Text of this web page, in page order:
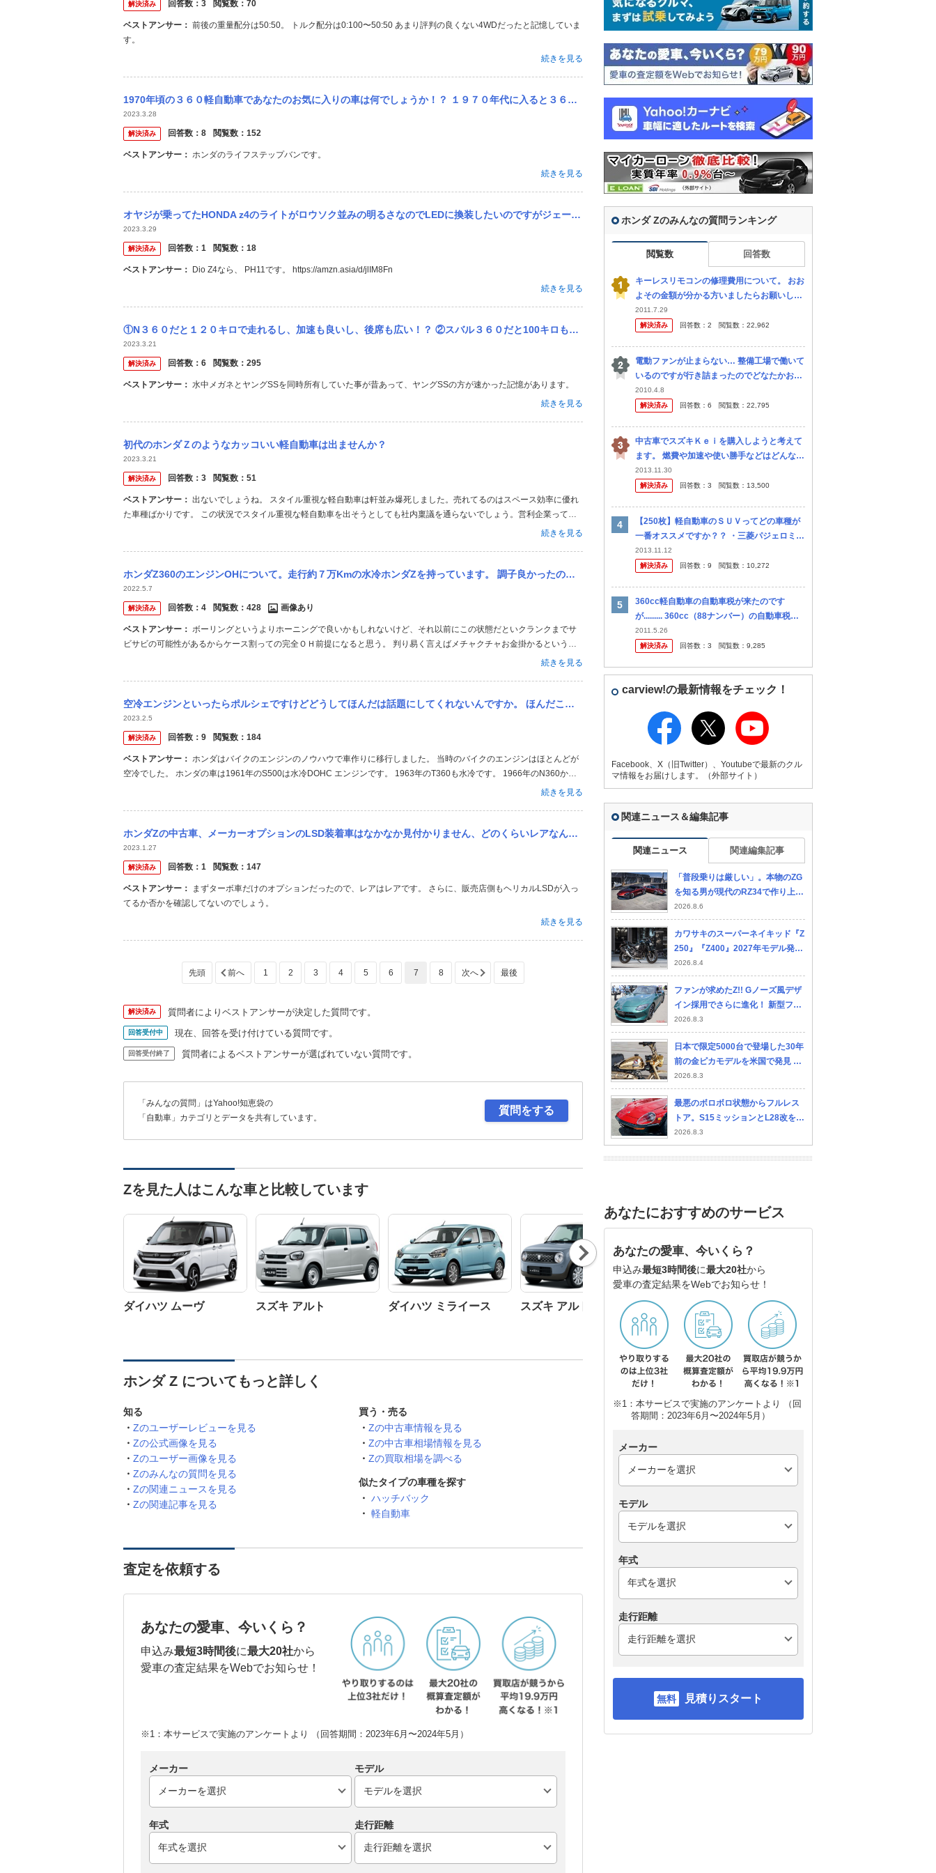
解決済み 回答数： 3 閲覧数： 70
ベストアンサー：
す。
続きを見る
1970年頃の３６０軽自動車であなたのお気に入りの車は何でしょうか！？ １９７０年代に入ると３６０自動車は第一次黄金期、 ベストセラーはホンダライフ４ドア３６０となった！？ そしてフェローマ...
2023.3.28
解決済み 回答数： 8 閲覧数： 152
ベストアンサー： ホンダのライフステップバンです。
続きを見る
オヤジが乗ってたHONDA z4のライトがロウソク並みの明るさなのでLEDに換装したいのですがジェームズに売ってたりしますか？買う時の注意やネットで買うなら何を買えばいいでしょうか？
2023.3.29
解決済み 回答数： 1 閲覧数： 18
ベストアンサー：
Dio Z4なら、 PH11です。 https://amzn.asia/d/jlIM8Fn
続きを見る
①N３６０だと１２０キロで走れるし、加速も良いし、後席も広い！？ ②スバル３６０だと100キロも出ない、横風だと超危険、 この差は大きいでしょうか？ しかしいずれも１９６０年代の庶民の生活を...
2023.3.21
解決済み 回答数： 6 閲覧数： 295
ベストアンサー： 水中メガネとヤングSSを同時所有していた事が昔あって、ヤングSSの方が速かった記憶があります。
続きを見る
初代のホンダＺのようなカッコいい軽自動車は出ませんか？
2023.3.21
解決済み 回答数： 3 閲覧数： 51
ベストアンサー：
た車種ばかりです。 この状況でスタイル重視な軽自動車を出そうとしても社内稟議を通らないでしょう。営利企業っての
続きを見る
ホンダZ360のエンジンOHについて。走行約７万Kmの水冷ホンダZを持っています。 調子良かったのですが数年前にガスケットが抜けたのかマフラーから冷却水を吹きオイルやラジエター水を抜き放置してい...
2022.5.7
解決済み 回答数： 4 閲覧数： 428 画像あり
ベストアンサー：
ビサビの可能性があるからケース割っての完全ＯＨ前提になると思う。 判り易く言えばメチャクチャお金掛かるというこ
とです。 ガスケット抜けた時にすぐ修理に出していればガスケットだけで済んだ話だけど、放置したのは最大の失敗。
続きを見る
空冷エンジンといったらポルシェですけどどうしてほんだは話題にしてくれないんですか。 ほんだこそ空冷のクルマをいっぱい作っていましたよね。 ポルシェよりも多くの種類を作っていたように思うのですけど...
2023.2.5
解決済み 回答数： 9 閲覧数： 184
ベストアンサー：
空冷でした。 ホンダの車は1961年のS500は水冷DOHC エンジンです。 1963年のT360も水冷です。 1966年のN360から
空冷エンジンです。 N360のエンジンをみれば判りますがCB350のエンジンにとても良く似てます。 これはバイクのエン
続きを見る
ホンダZの中古車、メーカーオプションのLSD装着車はなかなか見付かりません、どのくらいレアなんでしょうか？またミッション載せ替えなんてどのくらいの予算でできそうですか？
2023.1.27
解決済み 回答数： 1 閲覧数： 147
ベストアンサー：
てるか否かを確認してないのでしょう。
続きを見る
1 2 3 4 5 6 7 8
解決済み 質問者によりベストアンサーが決定した質問です。
回答受付中 現在、回答を受け付けている質問です。
回答受付終了 質問者によるベストアンサーが選ばれていない質問です。
「みんなの質問」はYahoo!知恵袋の
「自動車」カテゴリとデータを共有しています。
質問をする
Zを見た人はこんな車と比較しています
ダイハツ ムーヴ スズキ アルト ダイハツ ミライース スズキ アルトラパン 日産 デイズ 日産 サクラ
Nex
t
ホンダ Z についてもっと詳しく
知る
Zのユーザーレビューを見る
Zの公式画像を見る
Zのユーザー画像を見る
Zのみんなの質問を見る
Zの関連ニュースを見る
Zの関連記事を見る
買う・売る
Zの中古車情報を見る
Zの中古車相場情報を見る
Zの買取相場を調べる
似たタイプの車種を探す
ハッチバック
軽自動車
査定を依頼する
あなたの愛車、今いくら？
申込み最短3時間後に最大20社から
愛車の査定結果をWebでお知らせ！
※1：本サービスで実施のアンケートより （回答期間：2023年6月〜2024年5月）
メーカー モデル
年式 走行距離
ホンダ Zのみんなの質問ランキング
閲覧数 回答数
キーレスリモコンの修理費用について。 おお
よその金額が分かる方いましたらお願いしま
す。 洗濯してしまい作動しなくなってしまい
ました。車種はホンダＺです。
2011.7.29
解決済み
回答数： 2 閲覧数： 22,962
電動ファンが止まらない… 整備工場で働いて
いるのですが行き詰まったのでどなたかお知
恵を貸してください！ オーバーヒートでホン
ダのＺが入 庫しました。軽度のオーバーヒー
2010.4.8
解決済み
回答数： 6 閲覧数： 22,795
中古車でスズキＫｅｉを購入しようと考えて
ます。 燃費や加速や使い勝手などはどんな感
じなのか分かる人いれば教えてください。 ス
ズキＫｅｉ乗りの人いれば教えてください。
2013.11.30
解決済み
回答数： 3 閲覧数： 13,500
【250枚】軽自動車のＳＵＶってどの車種が
一番オススメですか？？ ・三菱パジェロミニ
・スズキジムニー ・スズキＫｅｉ ・ホンダ
Ｚ ・ダイハツテリオスキッド
2013.11.12
解決済み
回答数： 9 閲覧数： 10,272
360cc軽自動車の自動車税が来たのです
が......... 360cc（88ナンバー）の自動車税が
来たのですが.......... 昨年購入したHonda Z36
0の自動車税の請求が来て、 ...
2011.5.26
解決済み
回答数： 3 閲覧数： 9,285
carview!の最新情報をチェック！
Facebook、X（旧Twitter）、Youtubeで最新のクル
マ情報をお届けします。（外部サイト）
関連ニュース＆編集記事
関連ニュース 関連編集記事
「普段乗りは厳しい」。本物のZG
を知る男が現代のRZ34で作り上げ
た500ZG
2026.8.6
カワサキのスーパーネイキッド『Z
250』『Z400』2027年モデル発売
へ、新カラー採用
2026.8.4
ファンが求めたZ!! Gノーズ風デザ
イン採用でさらに進化！ 新型フェ
アレディZマイナーチェンジの全貌
2026.8.3
日本で限定5000台で登場した30年
前の金ピカモデルを米国で発見 走
行わずか1.4キロ 極上のホンダ「モ
ンキー・リミテッド」ってどんな
バイク？
2026.8.3
最悪のボロボロ状態からフルレス
トア。S15ミッションとL28改を積
む1978年式フェアレディZ
2026.8.3
あなたにおすすめのサービス
あなたの愛車、今いくら？
申込み最短3時間後に最大20社から
愛車の査定結果をWebでお知らせ！
※1：本サービスで実施のアンケートより （回
答期間：2023年6月〜2024年5月）
メーカー
モデル
年式
走行距離
見積りスタート